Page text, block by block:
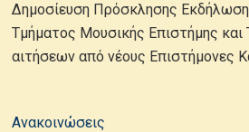
Δημοσίευση Πρόσκλησης
Τμήματος Μουσικής Επιστήμης και
αιτήσεων από νέους Επιστήμονες
Ανακοινώσεις